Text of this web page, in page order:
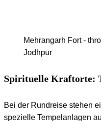
Mehrangarh Fort -
Jodhpur
Spirituelle Kraftorte:
Bei der Rundreise stehen
spezielle Tempelanlagen